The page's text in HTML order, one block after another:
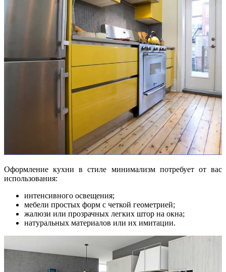
Оформление кухни в стиле минимализм потребует от вас
использования:
интенсивного освещения;
мебели простых форм с четкой геометрией;
жалюзи или прозрачных легких штор на окна;
натуральных материалов или их имитации.